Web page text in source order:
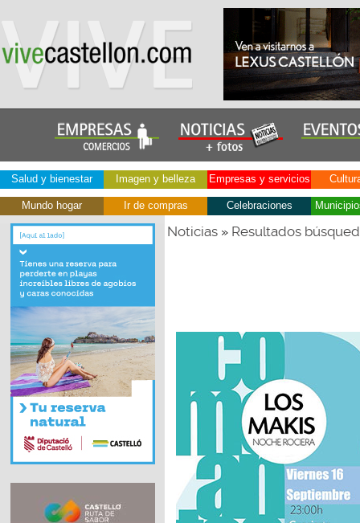
Salud y bienestar Imagen y belleza Empresas y servicios
Mundo hogar Ir de compras Celebraciones
Noticias» Resultados